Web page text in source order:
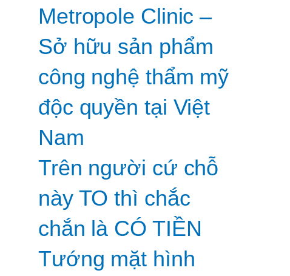
Metropole Clinic –
Sở hữu sản phẩm
công nghệ thẩm mỹ
độc quyền tại Việt
Nam
Trên người cứ chỗ
này TO thì chắc
chắn là CÓ TIỀN
Tướng mặt hình